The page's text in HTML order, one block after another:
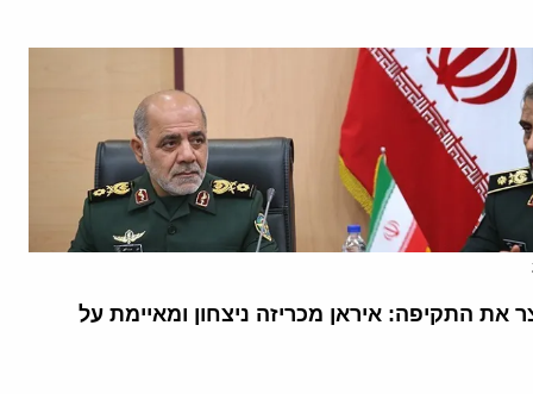
את התקיפה: איראן מכריזה ניצחון ומאיימת על